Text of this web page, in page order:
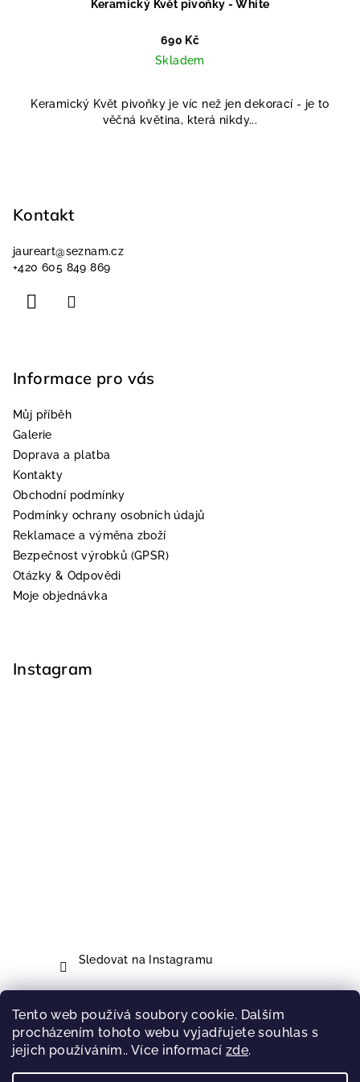
Tento web používá soubory cookie. Dalším
procházením tohoto webu vyjadřujete souhlas s
jejich používáním.. Více informací zde.
Keramický Květ pivoňky - White
690 Kč
Skladem
Keramický Květ pivoňky je víc než jen dekorací - je to
věčná květina, která nikdy...
Kontakt
jaureart@seznam.cz
+420 605 849 869
Informace pro vás
Můj příběh
Galerie
Doprava a platba
Kontakty
Obchodní podmínky
Podmínky ochrany osobních údajů
Reklamace a výměna zboží
Bezpečnost výrobků (GPSR)
Otázky & Odpovědi
Moje objednávka
Instagram
Sledovat na Instagramu
Přijímáme online platby